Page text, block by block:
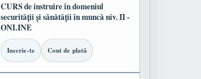
CURS de instruire în domeniul
securității și sănătății în muncă niv. II -
ONLINE
Inscrie-te Cont de plată